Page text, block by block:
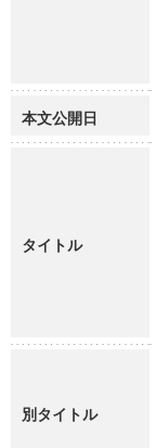
本文公開日
タイトル
別タイトル